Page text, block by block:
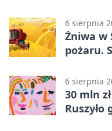
6 sierpnia
Żniwa w
pożaru.
6 sierpnia
30 mln
Ruszyło